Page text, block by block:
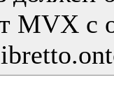
MVX с